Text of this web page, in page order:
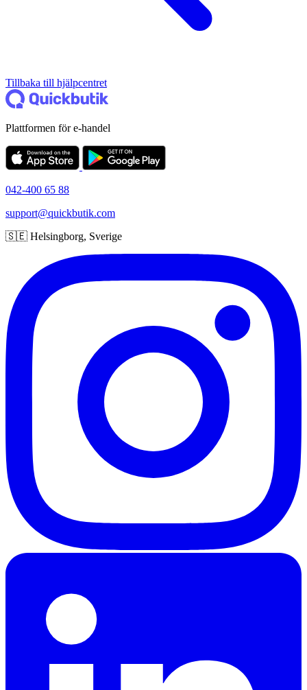
Tillbaka till hjälpcentret
Plattformen för e-handel
042-400 65 88
support@quickbutik.com
🇸🇪 Helsingborg, Sverige